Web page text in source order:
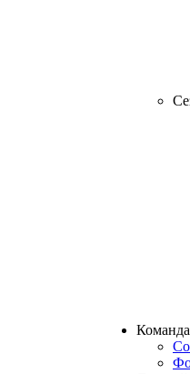
Команда